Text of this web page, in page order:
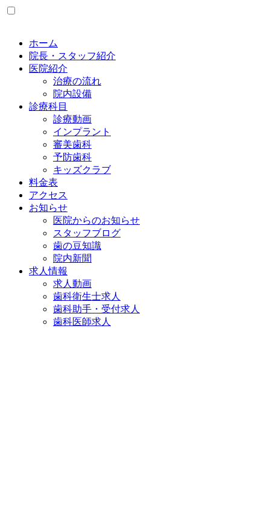
ホーム
院長・スタッフ紹介
医院紹介
治療の流れ
院内設備
診療科目
診療動画
インプラント
審美歯科
予防歯科
キッズクラブ
料金表
アクセス
お知らせ
医院からのお知らせ
スタッフブログ
歯の豆知識
院内新聞
求人情報
求人動画
歯科衛生士求人
歯科助手・受付求人
歯科医師求人